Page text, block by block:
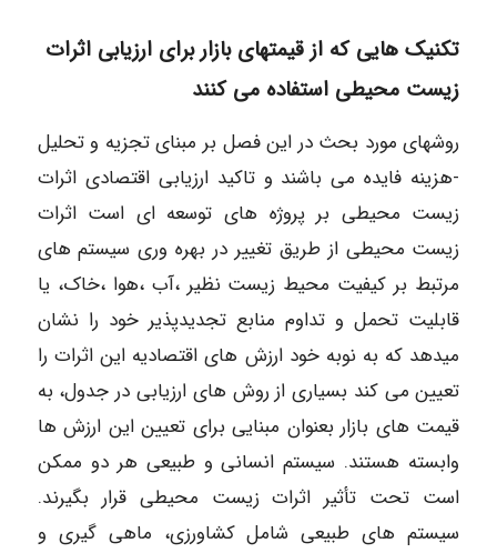
تکنیک هایی که از قیمتهای بازار برای ارزیابی اثرات
زیست محیطی استفاده می کنند
روشهای مورد بحث در این فصل بر مبنای تجزیه و تحلیل
-هزینه فایده می باشند و تاکید ارزیابی اقتصادی اثرات
زیست محیطی بر پروژه های توسعه ای است اثرات
زیست محیطی از طریق تغییر در بهره وری سیستم های
مرتبط بر کیفیت محیط زیست نظیر ،آب ،هوا ،خاک، یا
قابلیت تحمل و تداوم منابع تجدیدپذیر خود را نشان
میدهد که به نوبه خود ارزش های اقتصادیه این اثرات را
تعیین می کند بسیاری از روش های ارزیابی در جدول، به
قیمت های بازار بعنوان مبنایی برای تعیین این ارزش ها
وابسته هستند. سیستم انسانی و طبیعی هر دو ممکن
است تحت تأثیر اثرات زیست محیطی قرار بگیرند.
سیستم های طبیعی شامل کشاورزی، ماهی گیری و